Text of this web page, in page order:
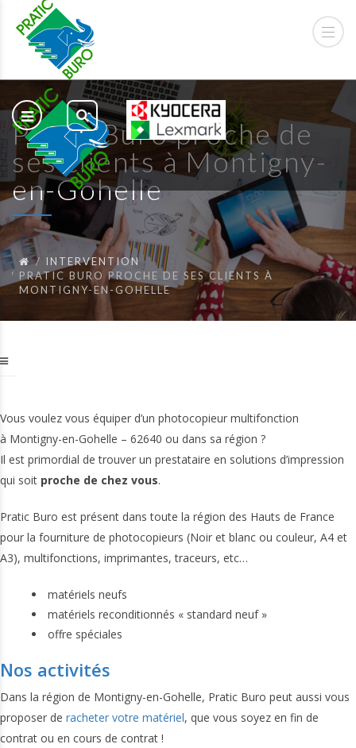
Pratic Buro proche de
ses clients à Montigny-
en-Gohelle
INTERVENTION
PRATIC BURO PROCHE DE SES CLIENTS À
MONTIGNY-EN-GOHELLE
Vous voulez vous équiper d’un photocopieur multifonction
à Montigny-en-Gohelle – 62640 ou dans sa région ?
Il est primordial de trouver un prestataire en solutions d’impression
qui soit proche de chez vous.
Pratic Buro est présent dans toute la région des Hauts de France
pour la fourniture de photocopieurs (Noir et blanc ou couleur, A4 et
A3), multifonctions, imprimantes, traceurs, etc…
matériels neufs
matériels reconditionnés « standard neuf »
offre spéciales
Nos activités
Dans la région de Montigny-en-Gohelle, Pratic Buro peut aussi vous
proposer de racheter votre matériel, que vous soyez en fin de
contrat ou en cours de contrat !